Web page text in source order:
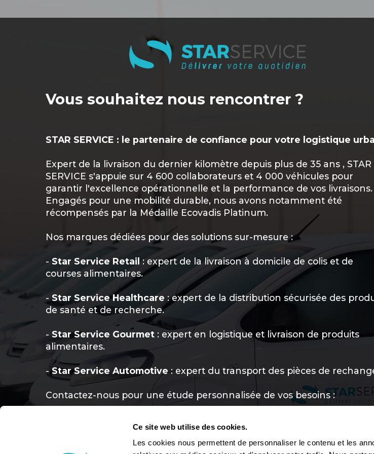
Ce site web utilise des cookies.
Les cookies nous permettent de personnaliser le contenu et les
Vous souhaitez nous rencontrer ?
STAR SERVICE : le partenaire de confiance pour votre logistique
Expert de la livraison du dernier kilomètre depuis plus de 35 ans , STAR
SERVICE s'appuie sur 4 600 collaborateurs et 4 000 véhicules pour
garantir l'excellence opérationnelle et la performance de vos livraisons.
Engagés pour une mobilité durable, nous avons notamment été
récompensés par la Médaille Ecovadis Platinum.
Nos marques dédiées pour des solutions sur-mesure :
- Star Service Retail : expert de la livraison à domicile de colis et de
courses alimentaires.
-Star Service Healthcare : expert de la distribution sécurisée des
de santé et de recherche.
- Star Service Gourmet : expert en logistique et livraison de produits
alimentaires.
-Star Service Automotive: expert du transport des pièces de
Contactez-nous pour une étude personnalisée de vos besoins :
Benjamin Billard